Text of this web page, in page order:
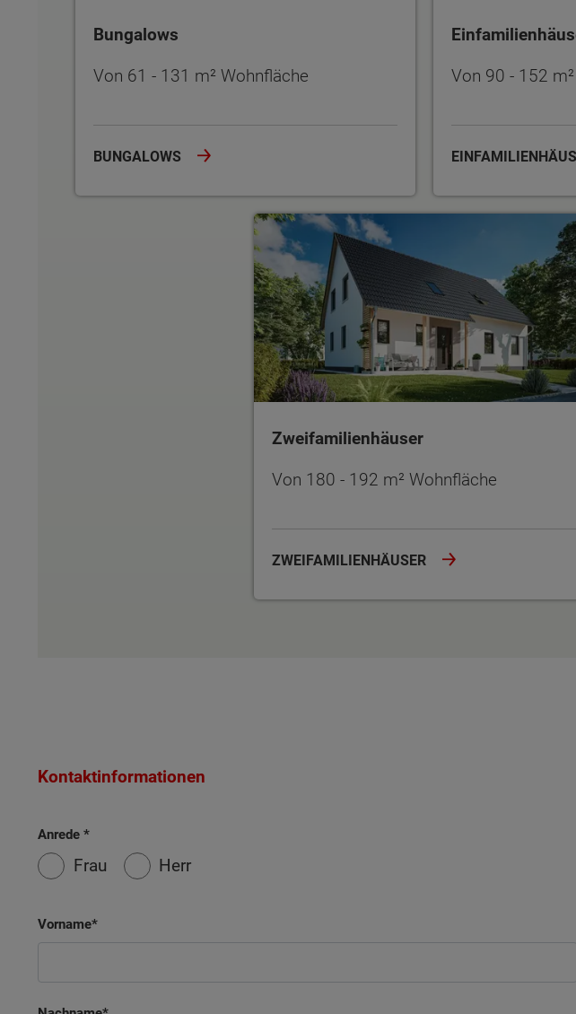
Bungalows
Von 61 - 131 m² Wohnfläche
BUNGALOWS
Von 90 - 152
Zweifamilienhäuser
Zweifamilienhäuser
Von 180 - 192 m² Wohnfläche
ZWEIFAMILIENHÄUSER
Kontaktinformationen
Anrede
Frau Herr
Vorname